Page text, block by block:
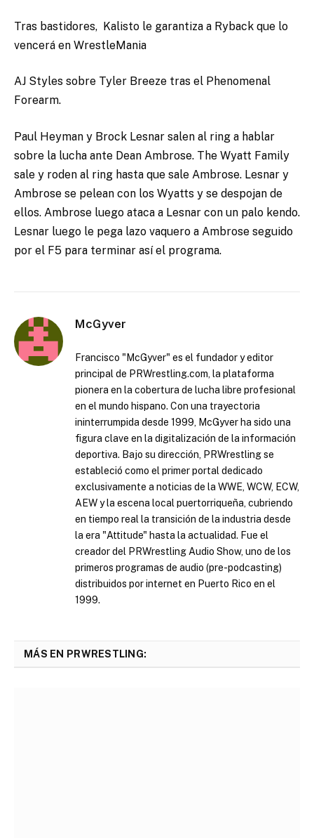
Tras bastidores, Kalisto le garantiza a Ryback que lo
vencerá en WrestleMania
AJ Styles sobre Tyler Breeze tras el Phenomenal
Forearm.
Paul Heyman y Brock Lesnar salen al ring a hablar
sobre la lucha ante Dean Ambrose. The Wyatt Family
sale y roden al ring hasta que sale Ambrose. Lesnar y
Ambrose se pelean con los Wyatts y se despojan de
ellos. Ambrose luego ataca a Lesnar con un palo kendo.
Lesnar luego le pega lazo vaquero a Ambrose seguido
por el F5 para terminar así el programa.
McGyver
Francisco "McGyver" es el fundador y editor
principal de PRWrestling.com, la plataforma
pionera en la cobertura de lucha libre profesional
en el mundo hispano. Con una trayectoria
ininterrumpida desde 1999, McGyver ha sido una
figura clave en la digitalización de la información
deportiva. Bajo su dirección, PRWrestling se
estableció como el primer portal dedicado
exclusivamente a noticias de la WWE, WCW, ECW,
AEW y la escena local puertorriqueña, cubriendo
en tiempo real la transición de la industria desde
la era "Attitude" hasta la actualidad. Fue el
creador del PRWrestling Audio Show, uno de los
primeros programas de audio (pre-podcasting)
distribuidos por internet en Puerto Rico en el
1999.
MÁS EN PRWRESTLING: